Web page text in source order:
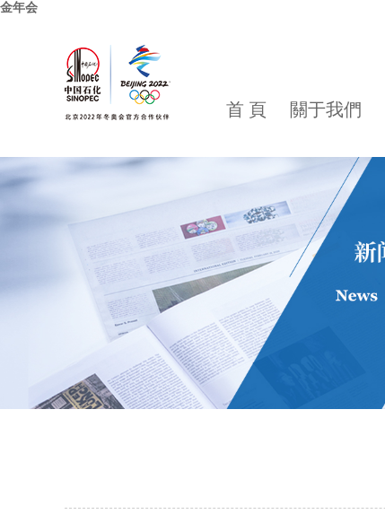
金年会
首 頁 關于我們